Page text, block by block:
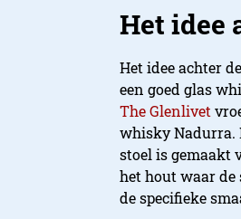
Het idee
Het idee achter
een goed glas
The Glenlivet
whisky Nadurra.
stoel is gemaakt
het hout waar
de specifieke